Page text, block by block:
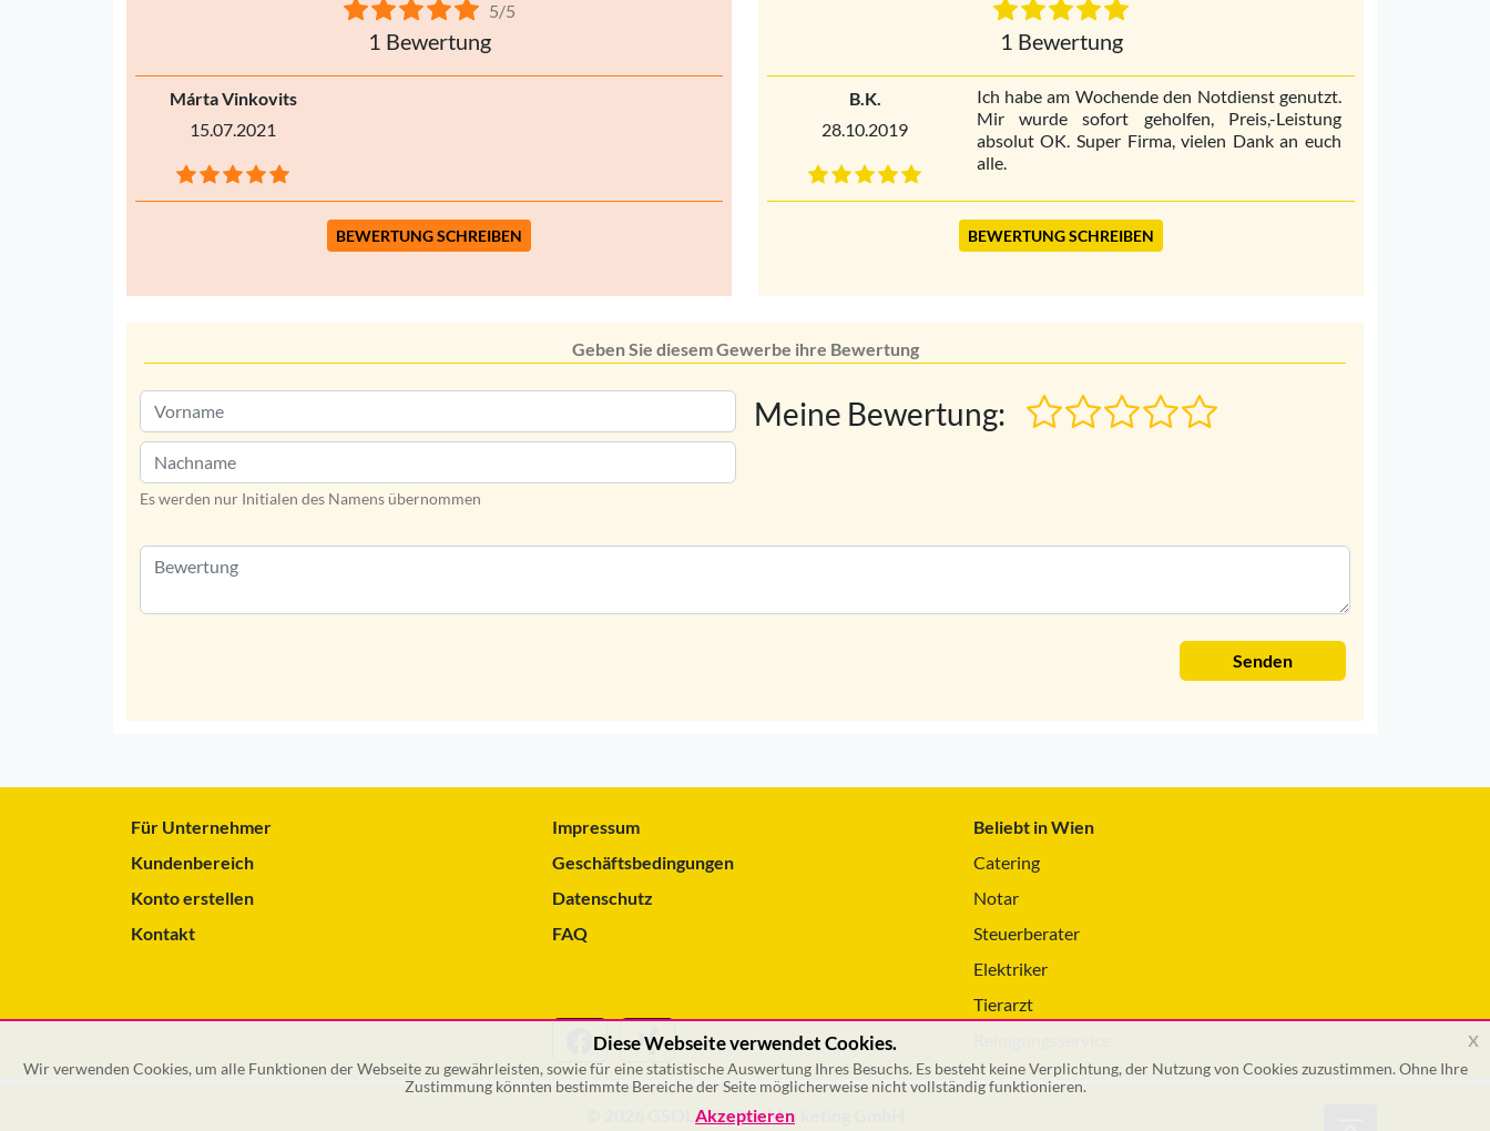
5/5
1 Bewertung
Márta Vinkovits
15.07.2021
BEWERTUNG SCHREIBEN
1 Bewertung
B.K.
28.10.2019
Ich habe am Wochende den Notdienst genutzt.
Mir wurde sofort geholfen, Preis,-Leistung
absolut OK. Super Firma, vielen Dank an euch
alle.
BEWERTUNG SCHREIBEN
Geben Sie diesem Gewerbe ihre Bewertung
Es werden nur Initialen des Namens übernommen
Meine Bewertung:
Senden
Für Unternehmer
Kundenbereich
Konto erstellen
Kontakt
Impressum
Geschäftsbedingungen
Datenschutz
FAQ
Beliebt in Wien
Catering
Notar
Steuerberater
Elektriker
Tierarzt
© 2026 GSOL – Online Marketing GmbH
Diese Webseite verwendet Cookies.
Wir verwenden Cookies, um alle Funktionen der Webseite zu gewährleisten, sowie für eine statistische Auswertung Ihres Besuchs. Es besteht keine Verplichtung, der Nutzung von Cookies zuzustimmen. Ohne Ihre
Zustimmung könnten bestimmte Bereiche der Seite möglicherweise nicht vollständig funktionieren.
Akzeptieren
x